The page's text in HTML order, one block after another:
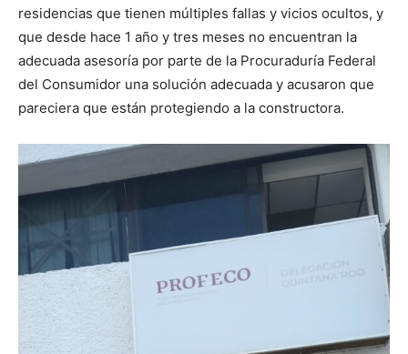
residencias que tienen múltiples fallas y vicios ocultos, y
que desde hace 1 año y tres meses no encuentran la
adecuada asesoría por parte de la Procuraduría Federal
del Consumidor una solución adecuada y acusaron que
pareciera que están protegiendo a la constructora.